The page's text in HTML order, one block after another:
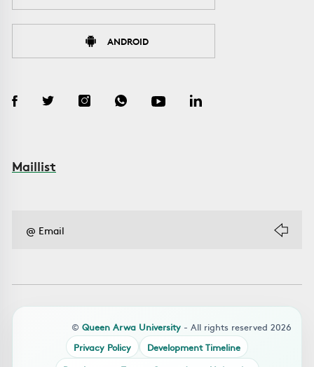
ANDROID
Maillist
© Queen Arwa University - All rights reserved 2026
Privacy Policy
Development Timeline